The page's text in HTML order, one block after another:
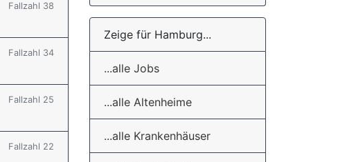
Fallzahl 38
Fallzahl 34
Fallzahl 25
Fallzahl 22
Zeige für Hamburg...
...alle Jobs
...alle Altenheime
...alle Krankenhäuser